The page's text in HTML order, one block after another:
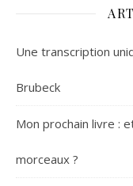
Une transcription
Brubeck
Mon prochain livre :
morceaux ?